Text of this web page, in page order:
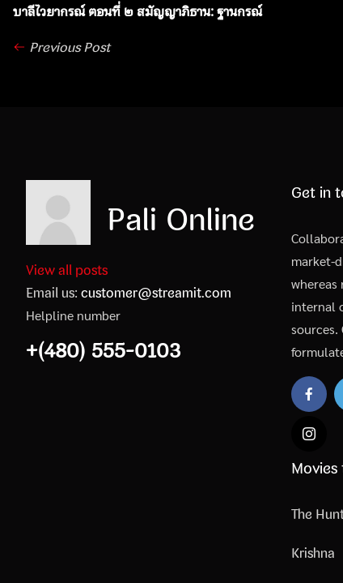
บาลีไวยากรณ์ ตอนที่ ๒ สมัญญาภิธาน: ฐานกรณ์
Previous Post
Pali Online
View all posts
Email us:customer@streamit.com
Helpline number
+(480) 555-0103
Get in
market-
whereas
internal
sources.
The
Krishna